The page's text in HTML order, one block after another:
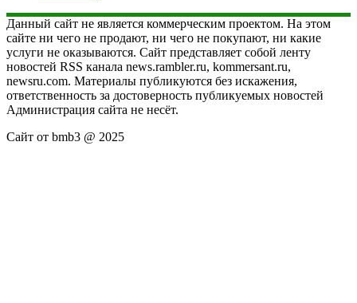
Данный сайт не является коммерческим проектом. На этом
сайте ни чего не продают, ни чего не покупают, ни какие
услуги не оказываются. Сайт представляет собой ленту
новостей RSS канала news.rambler.ru, kommersant.ru,
newsru.com. Материалы публикуются без искажения,
ответственность за достоверность публикуемых новостей
Администрация сайта не несёт.
Сайт от bmb3 @ 2025